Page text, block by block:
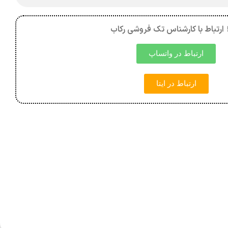
ارتباط با کارشناس تک فروشی رکاب
ارتباط در واتساپ
ارتباط در ایتا